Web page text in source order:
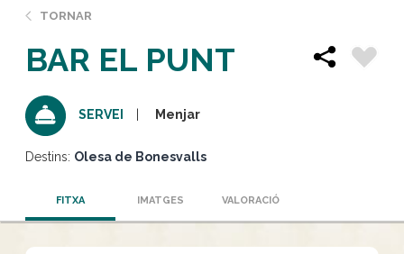
TORNAR
BAR EL PUNT
SERVEI Menjar
Destins: Olesa de Bonesvalls
FITXA IMATGES VALORACIÓ